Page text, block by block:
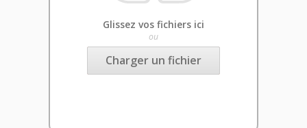
Glissez vos fichiers ici
ou
Charger un fichier